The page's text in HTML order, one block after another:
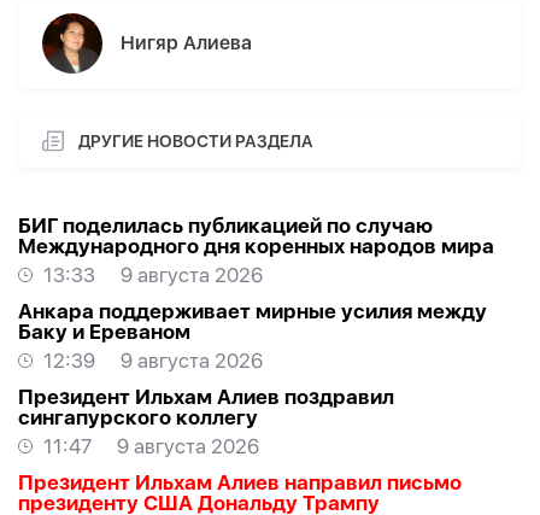
Нигяр Алиева
ДРУГИЕ НОВОСТИ РАЗДЕЛА
БИГ поделилась публикацией по случаю
Международного дня коренных народов мира
13:33
9 августа 2026
Анкара поддерживает мирные усилия между
Баку и Ереваном
12:39
9 августа 2026
Президент Ильхам Алиев поздравил
сингапурского коллегу
11:47
9 августа 2026
Президент Ильхам Алиев направил письмо
президенту США Дональду Трампу